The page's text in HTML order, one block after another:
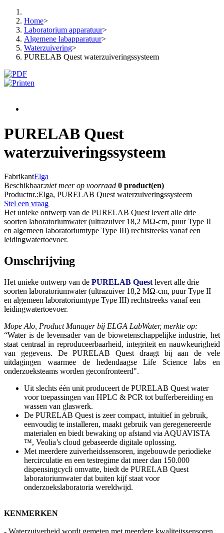
Home>
Laboratorium apparatuur>
Algemene labapparatuur>
Waterzuivering>
PURELAB Quest waterzuiveringssysteem
PURELAB Quest
waterzuiveringssysteem
FabrikantElga
Beschikbaar:niet meer op voorraad 0 product(en)
Productnr.:Elga, PURELAB Quest waterzuiveringssysteem
Stel een vraag
Het unieke ontwerp van de PURELAB Quest levert alle drie
soorten laboratoriumwater (ultrazuiver 18,2 MΩ-cm, puur Type II
en algemeen laboratoriumtype Type III) rechtstreeks vanaf een
leidingwatertoevoer.
Omschrijving
Het unieke ontwerp van de PURELAB Quest levert alle drie
soorten laboratoriumwater (ultrazuiver 18,2 MΩ-cm, puur Type II
en algemeen laboratoriumtype Type III) rechtstreeks vanaf een
leidingwatertoevoer.
Mope Alo, Product Manager bij ELGA LabWater, merkte op:
“Water is de levensader van de biowetenschappelijke industrie, het
staat centraal in reproduceerbaarheid, integriteit en nauwkeurigheid
van gegevens. De PURELAB Quest draagt bij aan de vele
uitdagingen waarmee de hedendaagse Life Science labs en
onderzoeksteams worden geconfronteerd".
Uit slechts één unit produceert de PURELAB Quest water
voor toepassingen van HPLC & PCR tot bufferbereiding en
wassen van glaswerk.
De PURELAB Quest is zeer compact, intuïtief in gebruik,
eenvoudig te installeren, maakt gebruik van geregenereerde
materialen en biedt bewaking op afstand via AQUAVISTA
™, Veolia’s cloud gebaseerde digitale oplossing.
Met meerdere zuiverheidssensoren, ingebouwde periodieke
hercirculatie en een testregime dat meer dan 150.000
dispensingcycli omvatte, biedt de PURELAB Quest
laboratoriumwater dat buiten kijf staat voor
onderzoekslaboratoria wereldwijd.
KENMERKEN
- Waterzuiverheid wordt gemeten met meerdere kwaliteitssensoren